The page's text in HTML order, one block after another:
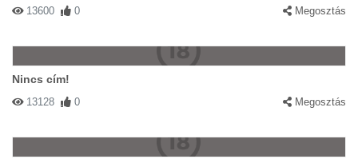
13600 0 Megosztás
Nincs cím!
13128 0 Megosztás